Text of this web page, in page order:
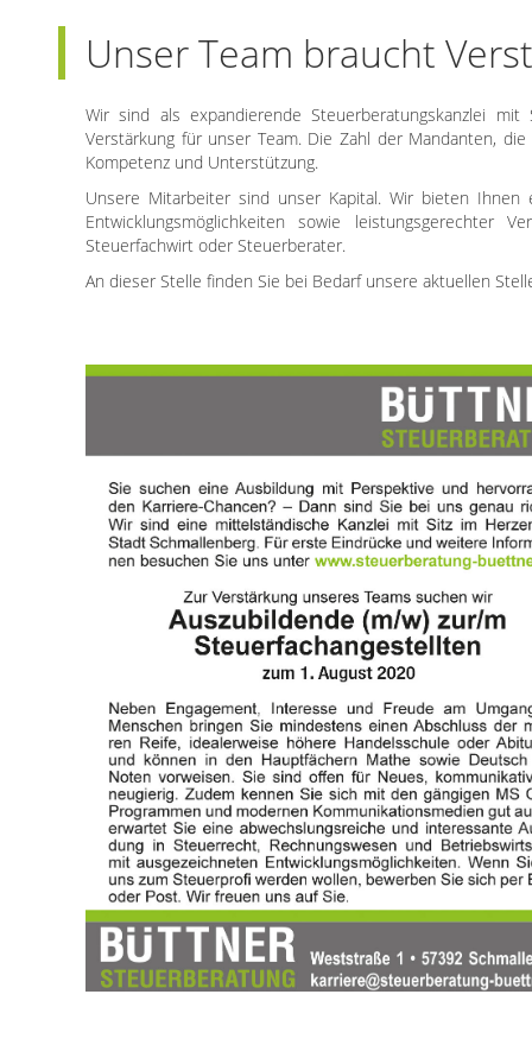
Unser Team braucht
Wir sind als expandierende Steuerberatungskanzlei
Verstärkung für unser Team. Die Zahl der Mandanten,
Kompetenz und Unterstützung.
Unsere Mitarbeiter sind unser Kapital. Wir bieten Ihnen
Entwicklungsmöglichkeiten sowie leistungsgerechter
Steuerfachwirt oder Steuerberater.
An dieser Stelle finden Sie bei Bedarf unsere aktuellen